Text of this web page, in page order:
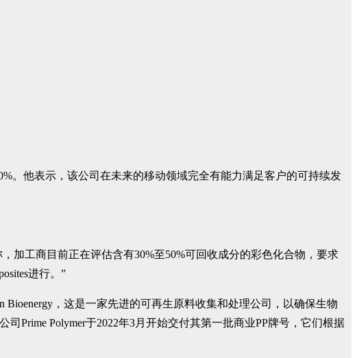
。他表示，该公司在未来的移动领域完全有能力满足客户的可持续发
加工商目前正在评估含有30%至50%可回收成分的彩色化合物，要求
进行。”
，这是一家先进的可再生原料收集和处理公司，以确保生物
Prime Polymer于2022年3月开始交付其第一批商业PP牌号，它们根据